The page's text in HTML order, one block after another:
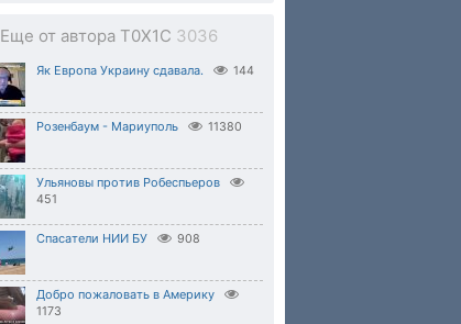
Еще от автора T0X1C 3036
Як Европа Украину сдавала. 144
Розенбаум - Мариуполь 11380
Ульяновы против Робеспьеров
451
Спасатели НИИ БУ 908
Добро пожаловать в Америку
1173